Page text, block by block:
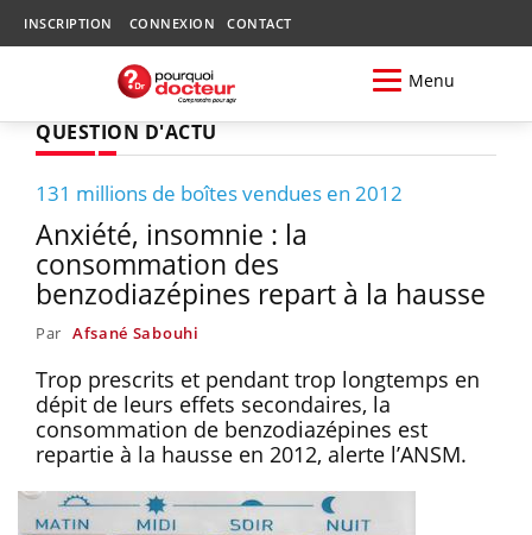
INSCRIPTION CONNEXION CONTACT
Menu
QUESTION D'ACTU
131 millions de boîtes vendues en 2012
Anxiété, insomnie : la
consommation des
benzodiazépines repart à la hausse
Par Afsané Sabouhi
Trop prescrits et pendant trop longtemps en
dépit de leurs effets secondaires, la
consommation de benzodiazépines est
repartie à la hausse en 2012, alerte l’ANSM.